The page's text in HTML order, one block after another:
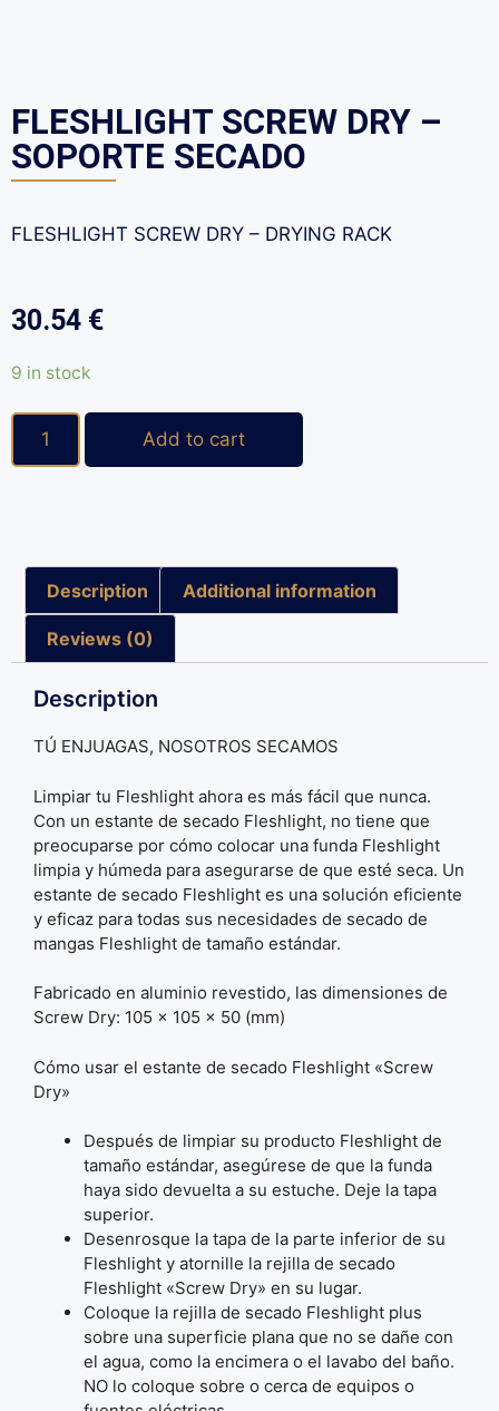
FLESHLIGHT SCREW DRY –
SOPORTE SECADO
FLESHLIGHT SCREW DRY – DRYING RACK
30.54 €
9 in stock
Add to cart
Description Additional information
Reviews (0)
Description
TÚ ENJUAGAS, NOSOTROS SECAMOS
Limpiar tu Fleshlight ahora es más fácil que nunca.
Con un estante de secado Fleshlight, no tiene que
preocuparse por cómo colocar una funda Fleshlight
limpia y húmeda para asegurarse de que esté seca. Un
estante de secado Fleshlight es una solución eficiente
y eficaz para todas sus necesidades de secado de
mangas Fleshlight de tamaño estándar.
Fabricado en aluminio revestido, las dimensiones de
Screw Dry: 105 x 105 x 50 (mm)
Cómo usar el estante de secado Fleshlight «Screw
Dry»
Después de limpiar su producto Fleshlight de
tamaño estándar, asegúrese de que la funda
haya sido devuelta a su estuche. Deje la tapa
superior.
Desenrosque la tapa de la parte inferior de su
Fleshlight y atornille la rejilla de secado
Fleshlight «Screw Dry» en su lugar.
Coloque la rejilla de secado Fleshlight plus
sobre una superficie plana que no se dañe con
el agua, como la encimera o el lavabo del baño.
NO lo coloque sobre o cerca de equipos o